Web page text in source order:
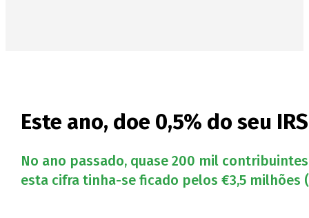
Este ano, doe 0,5% do seu
No ano passado, quase 200 mil
esta cifra tinha-se ficado pelos €3,5 milhões